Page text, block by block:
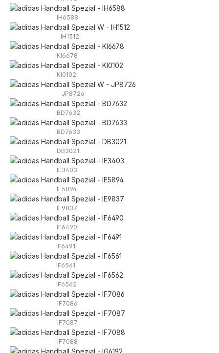
IH6588
IH1512
KI6678
KI0102
JP8726
BD7632
BD7633
DB3021
IE3403
IE5894
IE9837
IF6490
IF6491
IF6561
IF6562
IF7086
IF7087
IF7088